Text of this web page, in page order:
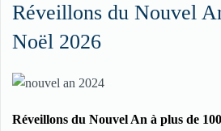
Réveillons du Nouvel
Noël 2026
Réveillons du Nouvel An à plus de